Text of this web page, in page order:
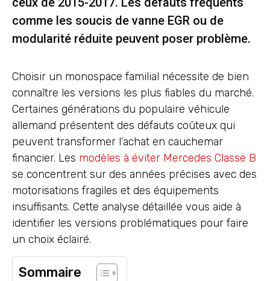
comme les soucis de vanne EGR ou de
modularité réduite peuvent poser problème.
Choisir un monospace familial nécessite de bien
connaître les versions les plus fiables du marché.
Certaines générations du populaire véhicule
allemand présentent des défauts coûteux qui
peuvent transformer l’achat en cauchemar
financier. Les modèles à éviter Mercedes Classe B
se concentrent sur des années précises avec des
motorisations fragiles et des équipements
insuffisants. Cette analyse détaillée vous aide à
identifier les versions problématiques pour faire
un choix éclairé.
Sommaire